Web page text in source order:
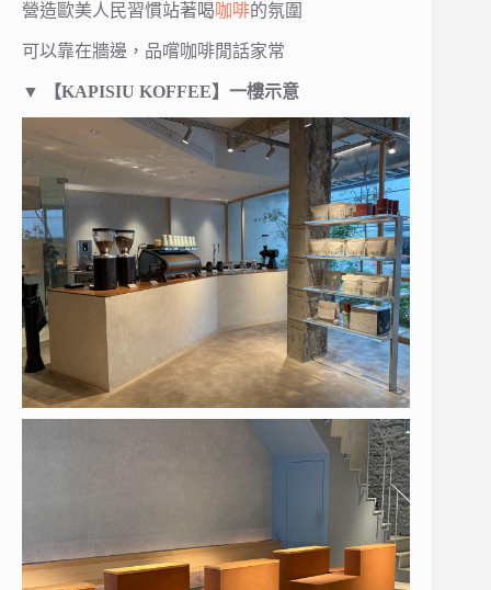
營造歐美人民習慣站著喝咖啡的氛圍
可以靠在牆邊，品嚐咖啡閒話家常
▼ 【KAPISIU KOFFEE】 一樓示意